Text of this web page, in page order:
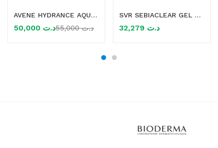
AVENE HYDRANCE AQUA GEL-CREME HYDRATANT 50ML
د.ت د.ت55,000
SVR SEBIACLEAR GEL MOUSSANT 200ML
د.ت